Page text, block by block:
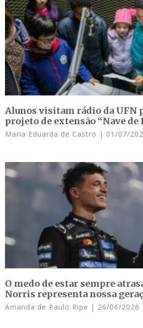
Alunos visitam rádio da UFN
projeto de extensão “Nave
Maria Eduarda de Castro 01/07/
O medo de estar sempre
Norris representa nossa
Amanda de Paulo Ripe 26/06/2026